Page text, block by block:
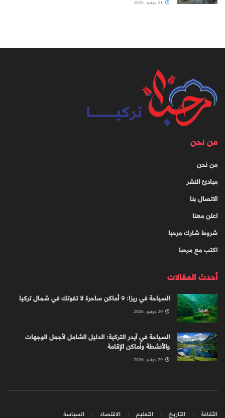
من نحن
من نحن
مبادئ النشر
الاتصال بنا
اعلن معنا
شروط شارك مرحبا
اكتب مع مرحبا
أحدث المقالات
السياحة في ريزا: 9 أماكن ساحرة لا تفوتك في شمال تركيا
السياحة في آيدر التركية: الدليل الشامل لأجمل الوجهات
والأنشطة وأماكن الإقامة
الثقافة التاريخ التعليم الاقتصاد السياسة